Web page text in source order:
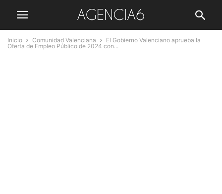
Inicio Comunidad Valenciana
El Gobierno Valenciano aprueba la
Oferta de Empleo Público de 2024 con...